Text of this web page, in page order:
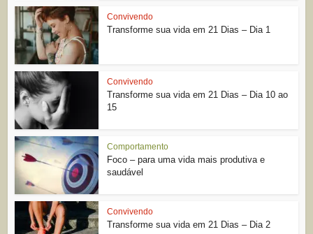
Convivendo
Transforme sua vida em 21 Dias – Dia 1
Convivendo
Transforme sua vida em 21 Dias – Dia 10 ao
15
Comportamento
Foco – para uma vida mais produtiva e
saudável
Convivendo
Transforme sua vida em 21 Dias – Dia 2